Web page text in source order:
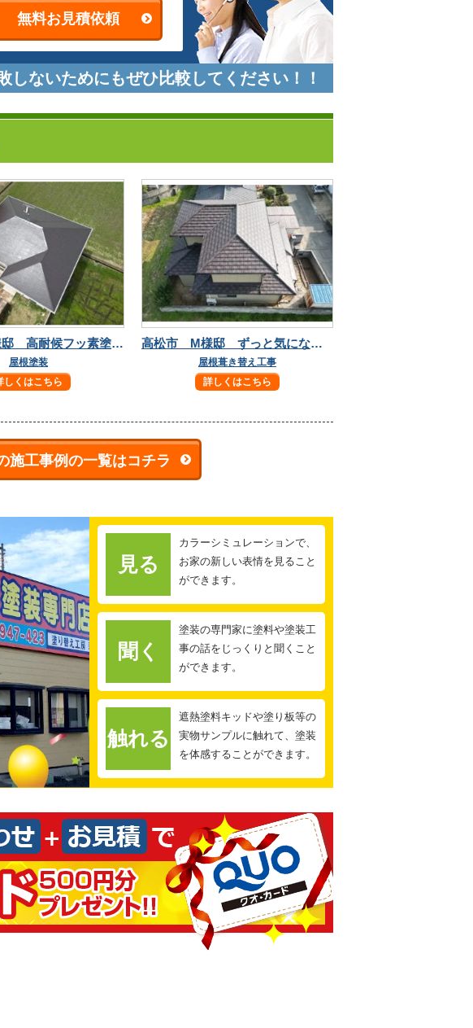
無料お見積依頼
ないためにもぜひ比較してください！！
高松市 S様邸 高耐候フッ素塗料で屋根塗装！
屋根塗装
しくはこちら
高松市 M様邸 ずっと気になっていた屋根瓦も葺き替えて安心！
屋根葺き替え工事
詳しくはこちら
施工事例の一覧はコチラ
見る
カラーシミュレーションで、
お家の新しい表情を見ること
ができます。
聞く
塗装の専門家に塗料や塗装工
事の話をじっくりと聞くこと
ができます。
触れる
遮熱塗料キッドや塗り板等の
実物サンプルに触れて、塗装
を体感することができます。
！